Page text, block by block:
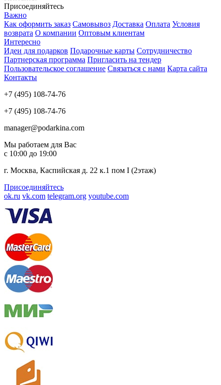
Присоединяйтесь
Важно
Как оформить заказ Самовывоз Доставка Оплата Условия
возврата О компании Оптовым клиентам
Интересно
Идеи для подарков Подарочные карты Сотрудничество
Партнерская программа Пригласить на тендер
Пользовательское соглашение Связаться с нами Карта сайта
Контакты
+7 (495) 108-74-76
+7 (495) 108-74-76
manager@podarkina.com
Мы работаем для Вас
с 10:00 до 19:00
г. Москва, Каспийская д. 22 к.1 пом I (2этаж)
Присоединяйтесь
ok.ru vk.com telegram.org youtube.com